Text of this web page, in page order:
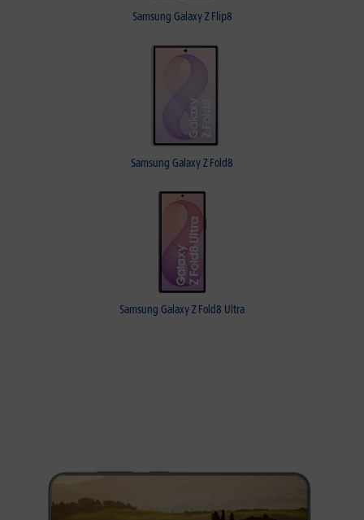
Samsung Galaxy Z Flip8
Samsung Galaxy Z Fold8
Samsung Galaxy Z Fold8 Ultra